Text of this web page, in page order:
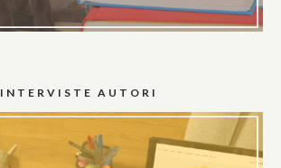
INTERVISTE AUTORI